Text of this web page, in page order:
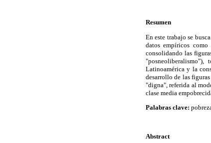
Resumen
En este trabajo se
datos empíricos
consolidando las
"posneoliberalismo"),
Latinoamérica y la
desarrollo de las
"digna", referida al
clase media
Palabras clave:
Abstract